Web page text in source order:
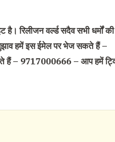
है। रिलीजन वर्ल्ड सदैव सभी धर्मों
हमें इस ईमेल पर भेज सकते हैं –
हैं – 9717000666 – आप हमें